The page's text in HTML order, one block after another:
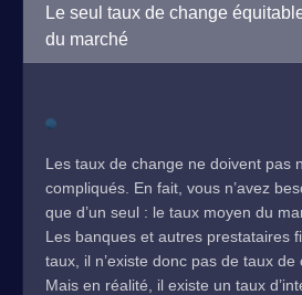
Le seul taux de change
du marché
Les taux de change ne doivent pas
compliqués. En fait, vous n’avez
que d’un seul : le taux moyen du
Les banques et autres prestataires
taux, il n’existe donc pas de taux de
Mais en réalité, il existe un taux